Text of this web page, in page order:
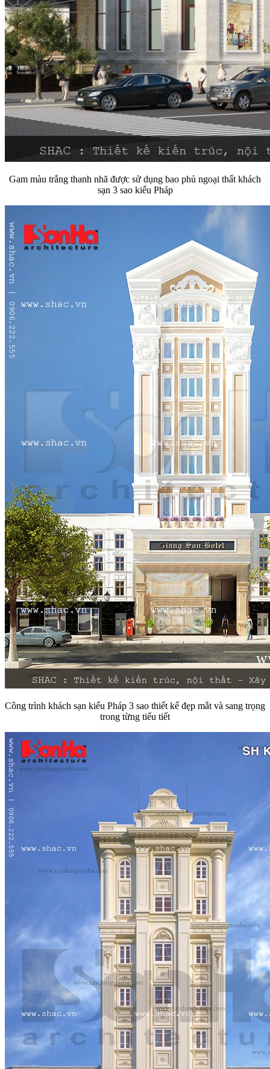
Gam màu trắng thanh nhã được sử dụng bao phủ ngoại thất khách
sạn 3 sao kiểu Pháp
Công trình khách sạn kiểu Pháp 3 sao thiết kế đẹp mắt và sang trọng
trong từng tiểu tiết